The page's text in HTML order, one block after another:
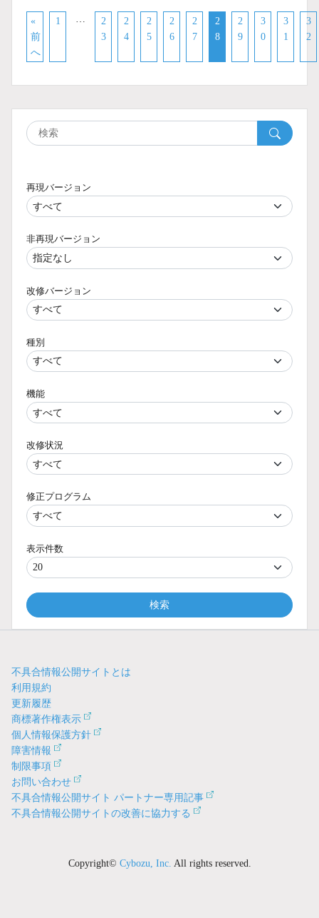
«
前
へ
1 …
2
3
2
4
2
5
2
6
2
7
2
8
2
9
3
0
3
1
3
2
再現バージョン
非再現バージョン
改修バージョン
種別
機能
改修状況
修正プログラム
表示件数
検索
不具合情報公開サイトとは
利用規約
更新履歴
商標著作権表示
個人情報保護方針
障害情報
制限事項
お問い合わせ
不具合情報公開サイト パートナー専用記事
不具合情報公開サイトの改善に協力する
Copyright© Cybozu, Inc. All rights reserved.